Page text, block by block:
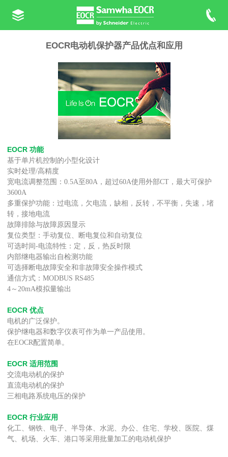
EOCR电动机保护器产品优点和应用
EOCR 功能
基于单片机控制的小型化设计
实时处理/高精度
宽电流调整范围： 0.5A至80A ，超过60A使用外部CT，最大可保护
3600A
多重保护功能：过电流，欠电流，缺相，反转，不平衡，失速，堵
转，接地电流
故障排除与故障原因显示
复位类型：手动复位、断电复位和自动复位
可选时间-电流特性：定，反，热反时限
内部继电器输出自检测功能
可选择断电故障安全和非故障安全操作模式
通信方式： MODBUS RS485
4～ 20mA模拟量输出
EOCR 优点
电机的广泛保护。
保护继电器和数字仪表可作为单一产品使用。
在EOCR配置简单。
EOCR 适用范围
交流电动机的保护
直流电动机的保护
三相电路系统电压的保护
EOCR 行业应用
化工、钢铁、电子、半导体、水泥、办公、住宅、学校、医院、煤
气、机场、火车、港口等采用批量加工的电动机保护